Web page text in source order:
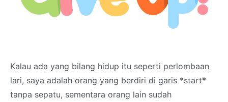
Kalau ada yang bilang hidup itu seperti perlombaan
lari, saya adalah orang yang berdiri di garis *start*
tanpa sepatu, sementara orang lain sudah